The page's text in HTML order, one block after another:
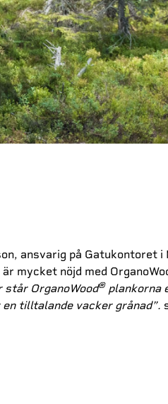
ansvarig på Gatukontoret i
mycket nöjd med
OrganoWood®plankorna
tilltalande vacker grånad”.